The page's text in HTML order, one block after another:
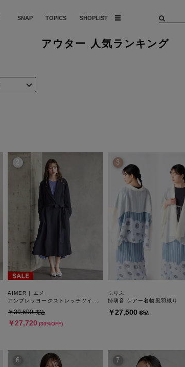
SNAP TOPICS SHOPLIST
アウター 人気ランキング
AIMER | エメ
￥39,600 税込
￥27,720 (30%OFF)
2
ふりふ
姉萌音 シアー着物風羽織り
￥27,500 税込
3
6 7